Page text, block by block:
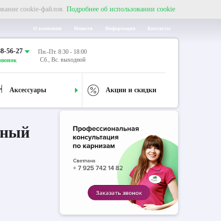
cookie-файлов. Подробнее об использовании cookie
О компании Новости Информация Контакты
56-27
Пн.-Пт. 8:30 - 18:00
Сб., Вс. выходной
Аксессуары Акции и скидки